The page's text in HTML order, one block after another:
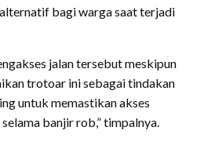
bagi warga saat terjadi
jalan tersebut meskipun
trotoar ini sebagai tindakan
untuk memastikan akses
banjir rob,” timpalnya.